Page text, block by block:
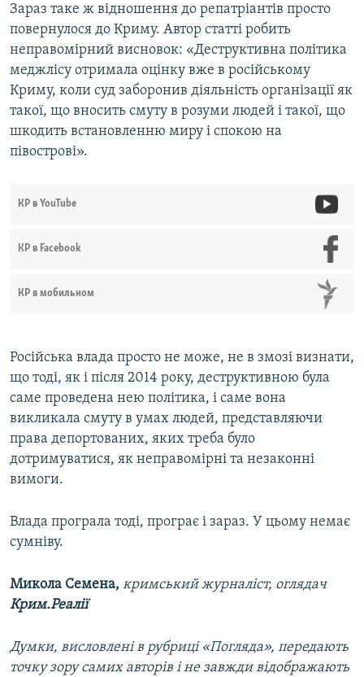
Зараз таке ж відношення до репатріантів просто
повернулося до Криму. Автор статті робить
неправомірний висновок: «Деструктивна політика
меджлісу отримала оцінку вже в російському
Криму, коли суд заборонив діяльність організації як
такої, що вносить смуту в розуми людей і такої, що
шкодить встановленню миру і спокою на
півострові».
КР в YouTube
КР в Facebook
КР в мобильном
Російська влада просто не може, не в змозі визнати,
що тоді, як і після 2014 року, деструктивною була
саме проведена нею політика, і саме вона
викликала смуту в умах людей, представляючи
права депортованих, яких треба було
дотримуватися, як неправомірні та незаконні
вимоги.
Влада програла тоді, програє і зараз. У цьому немає
сумніву.
Микола Семена, кримський журналіст, оглядач
Крим.Реалії
Думки, висловлені в рубриці «Погляда», передають
точку зору самих авторів і не завжди відображають